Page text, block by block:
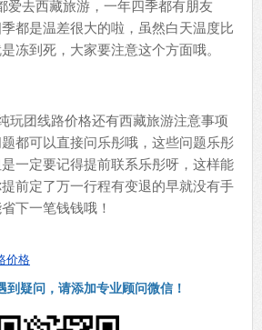
去西藏旅游，一年四季都有朋友
都是温差很大的啦，虽然白天温度比
冻到死，大家要注意这个方面哦。
玩团线路价格还有西藏旅游注意事项
都可以直接问乐彤哦，这些问题乐彤
一定要记得提前联系乐彤呀，这样能
前定了万一行程有变退的早就没有手
下一笔钱钱哦！
价格
到疑问，请添加专业顾问微信！